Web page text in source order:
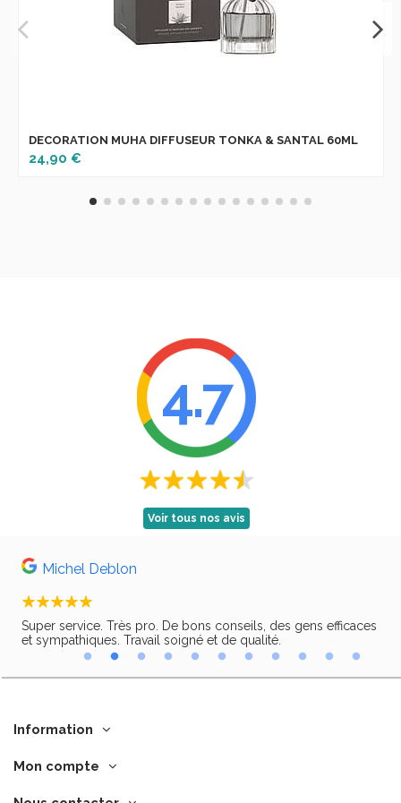
DECORATION MUHA DIFFUSEUR TONKA & SANTAL 60ML
24,90 €
4.7
Voir tous nos avis
Michel Deblon
Super service. Très pro. De bons conseils, des gens efficaces
et sympathiques. Travail soigné et de qualité.
Information
Mon compte